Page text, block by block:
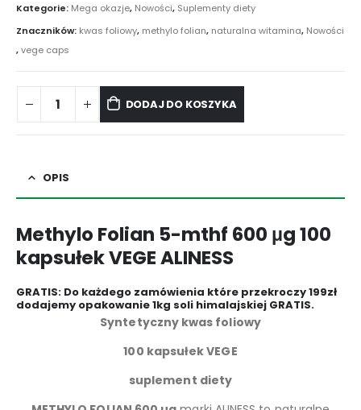
Kategorie: Mega okazje, Nowości, Suplementy diety
Znaczników: kwas foliowy, methylo folian, naturalna witamina, Nowości
,vege caps
DODAJ DO KOSZYKA
OPIS
Methylo Folian 5-mthf 600 μg 100
kapsułek VEGE ALINESS
GRATIS: Do każdego zamówienia które przekroczy 199zł
dodajemy opakowanie 1kg soli himalajskiej GRATIS.
Syntetyczny kwas foliowy
100 kapsułek VEGE
suplement diety